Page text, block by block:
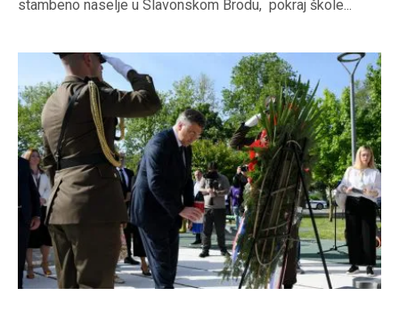
stambeno naselje u Slavonskom Brodu, pokraj škole...